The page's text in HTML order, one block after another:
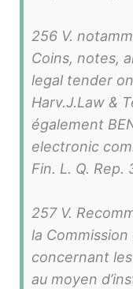
256 V.
Coins, notes,
legal tender
Harv.J.Law &
également
electronic
Fin. L. Q. Rep.
257 V.
la
concernant
au moyen